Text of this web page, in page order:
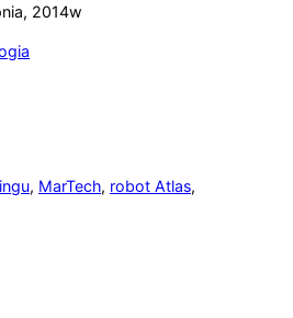
2014w
, MarTech, robot Atlas